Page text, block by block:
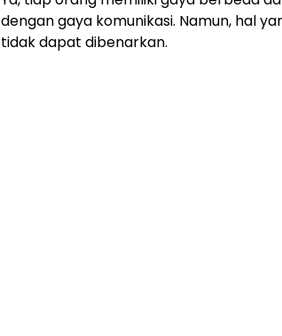
dengan gaya komunikasi. Namun, hal
tidak dapat dibenarkan.